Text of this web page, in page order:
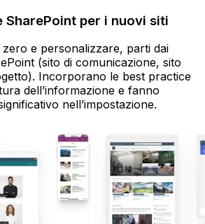
SharePoint per i nuovi siti
e personalizzare, parti dai
(sito di comunicazione, sito
Incorporano le best practice
dell’informazione e fanno
nell’impostazione.